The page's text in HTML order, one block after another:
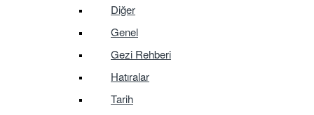
Diğer
Genel
Gezi Rehberi
Hatıralar
Tarih